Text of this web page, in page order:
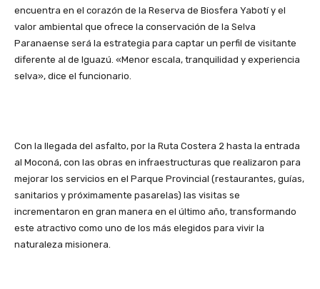
encuentra en el corazón de la Reserva de Biosfera Yabotí y el
valor ambiental que ofrece la conservación de la Selva
Paranaense será la estrategia para captar un perfil de visitante
diferente al de Iguazú. «Menor escala, tranquilidad y experiencia
selva», dice el funcionario.
Con la llegada del asfalto, por la Ruta Costera 2 hasta la entrada
al Moconá, con las obras en infraestructuras que realizaron para
mejorar los servicios en el Parque Provincial (restaurantes, guías,
sanitarios y próximamente pasarelas) las visitas se
incrementaron en gran manera en el último año, transformando
este atractivo como uno de los más elegidos para vivir la
naturaleza misionera.